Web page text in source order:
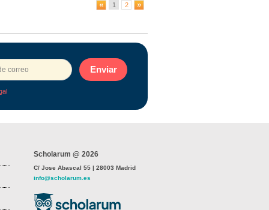
1 2
Enviar
Scholarum @ 2026
C/ Jose Abascal 55 | 28003 Madrid
info@scholarum.es